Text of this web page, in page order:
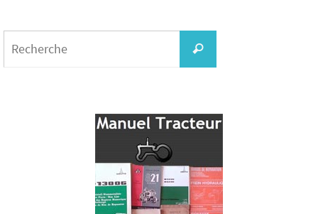
Recherche